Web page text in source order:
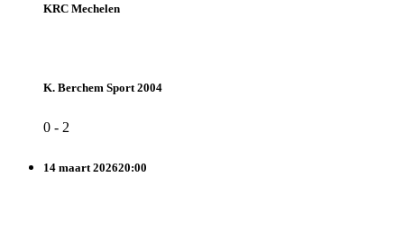
KRC Mechelen
K. Berchem Sport 2004
0 - 2
14 maart 202620:00